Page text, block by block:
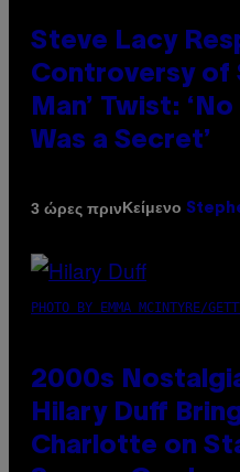
Steve Lacy
Controversy of
Man’ Twist:
Was a Secret’
3 ώρες πρινΚείμενο
PHOTO BY EMMA MCINTYRE/
2000s
Hilary Duff
Charlotte on